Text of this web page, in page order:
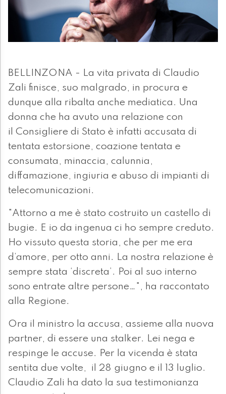
BELLINZONA - La vita privata di Claudio
Zali finisce, suo malgrado, in procura e
dunque alla ribalta anche mediatica. Una
donna che ha avuto una relazione con
il Consigliere di Stato è infatti accusata di
tentata estorsione, coazione tentata e
consumata, minaccia, calunnia,
diffamazione, ingiuria e abuso di impianti di
telecomunicazioni.
"Attorno a me è stato costruito un castello di
bugie. E io da ingenua ci ho sempre creduto.
Ho vissuto questa storia, che per me era
d’amore, per otto anni. La nostra relazione è
sempre stata ‘discreta’. Poi al suo interno
sono entrate altre persone…", ha raccontato
alla Regione.
Ora il ministro la accusa, assieme alla nuova
partner, di essere una stalker. Lei nega e
respinge le accuse. Per la vicenda è stata
sentita due volte, il 28 giugno e il 13 luglio.
Claudio Zali ha dato la sua testimonianza